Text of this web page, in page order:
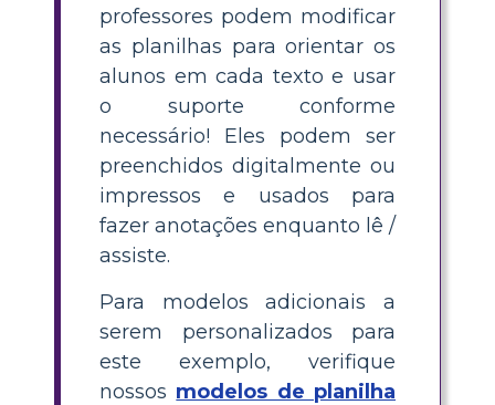
professores podem modificar
as planilhas para orientar os
alunos em cada texto e usar
o suporte conforme
necessário! Eles podem ser
preenchidos digitalmente ou
impressos e usados para
fazer anotações enquanto lê /
assiste.
Para modelos adicionais a
serem personalizados para
este exemplo, verifique
nossos modelos de planilha